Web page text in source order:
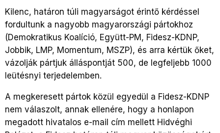
Kilenc, határon túli magyarságot érintő kérdéssel
fordultunk a nagyobb magyarországi pártokhoz
(Demokratikus Koalíció, Együtt-PM, Fidesz-KDNP,
Jobbik, LMP, Momentum, MSZP), és arra kértük őket,
vázolják pártjuk álláspontját 500, de legfeljebb 1000
leütésnyi terjedelemben.
A megkeresett pártok közül egyedül a Fidesz-KDNP
nem válaszolt, annak ellenére, hogy a honlapon
megadott hivatalos e-mail cím mellett Hidvéghi